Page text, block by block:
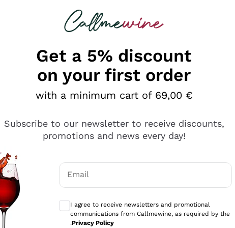
looking for
Get a 5% discount
on your first order
with a minimum cart of 69,00 €
Subscribe to our newsletter to receive discounts,
promotions and news every day!
Email
I agree to receive newsletters and promotional
communications from Callmewine, as required by the
.Privacy Policy